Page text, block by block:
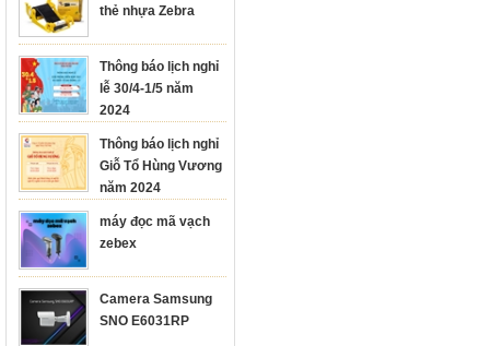
thẻ nhựa Zebra
Thông báo lịch nghỉ
lễ 30/4-1/5 năm
2024
Thông báo lịch nghỉ
Giỗ Tổ Hùng Vương
năm 2024
máy đọc mã vạch
zebex
Camera Samsung
SNO E6031RP